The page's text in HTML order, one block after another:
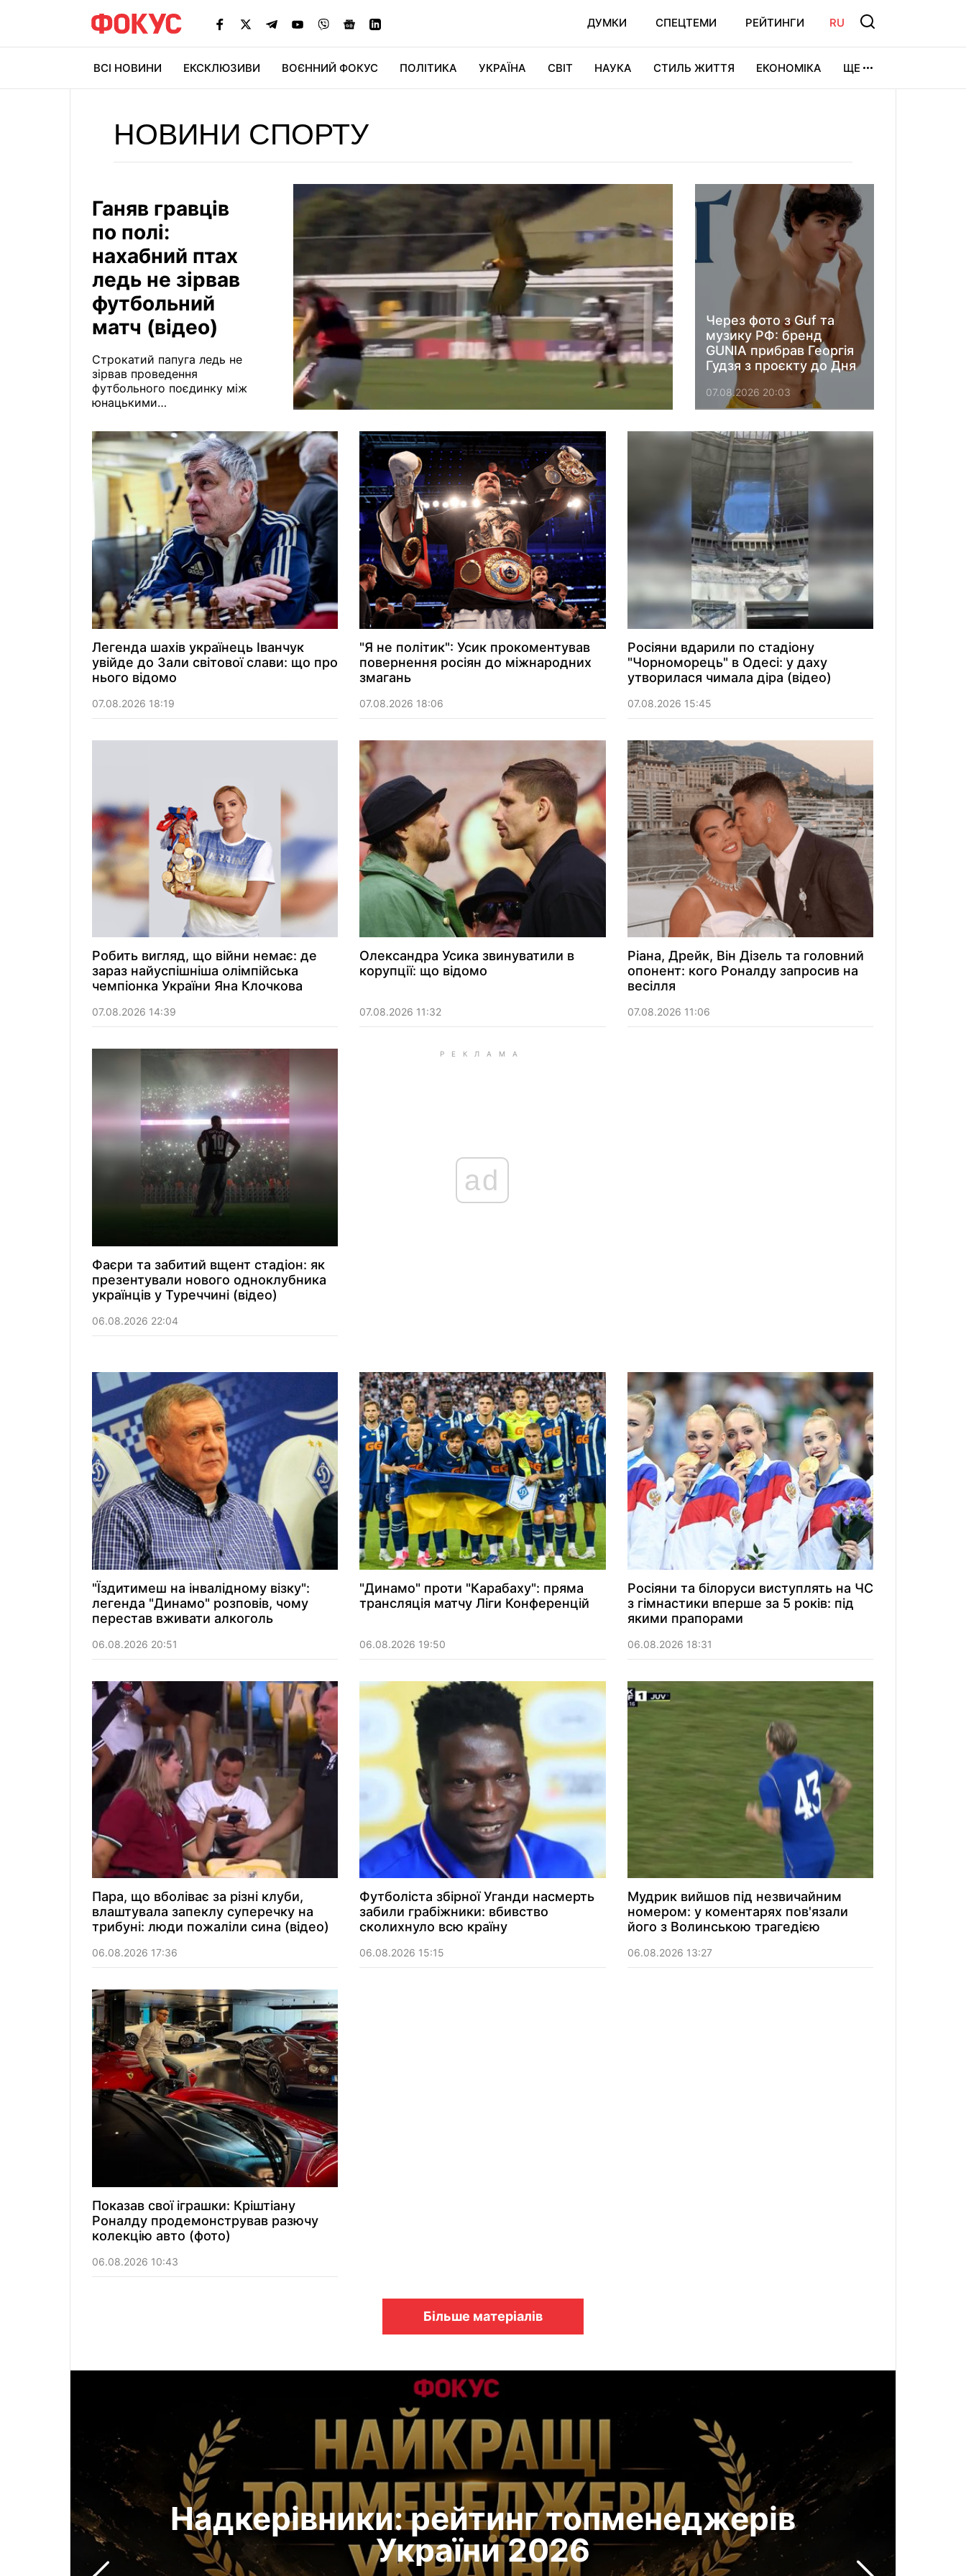
ДУМКИ СПЕЦТЕМИ РЕЙТИНГИ RU
ВСІ НОВИНИ ЕКСКЛЮЗИВИ ВОЄННИЙ ФОКУС ПОЛІТИКА УКРАЇНА СВІТ НАУКА СТИЛЬ ЖИТТЯ ЕКОНОМІКА ЩЕ
НОВИНИ СПОРТУ
Ганяв гравців
по полі:
нахабний птах
ледь не зірвав
футбольний
матч (відео)
Строкатий папуга ледь не
зірвав проведення
футбольного поєдинку між
юнацькими
Сеара. Курйозний випадок
трапився в Ріо-де-Жанейро.
Через фото з Guf та
музику РФ: бренд
GUNIA прибрав Георгія
Гудзя з проєкту до Дня
Незалежності
07.08.2026 20:03
Легенда шахів українець Іванчук
увійде до Зали світової слави: що про
нього відомо
07.08.2026 18:19
"Я не політик": Усик прокоментував
повернення росіян до міжнародних
змагань
07.08.2026 18:06
Росіяни вдарили по стадіону
"Чорноморець" в Одесі: у даху
утворилася чимала діра (відео)
07.08.2026 15:45
Робить вигляд, що війни немає: де
зараз найуспішніша олімпійська
чемпіонка України Яна Клочкова
07.08.2026 14:39
Олександра Усика звинуватили в
корупції: що відомо
07.08.2026 11:32
Ріана, Дрейк, Він Дізель та головний
опонент: кого Роналду запросив на
весілля
07.08.2026 11:06
Фаєри та забитий вщент стадіон: як
презентували нового одноклубника
українців у Туреччині (відео)
06.08.2026 22:04
ad
"Їздитимеш на інвалідному візку":
легенда "Динамо" розповів, чому
перестав вживати алкоголь
06.08.2026 20:51
"Динамо" проти "Карабаху": пряма
трансляція матчу Ліги Конференцій
06.08.2026 19:50
Росіяни та білоруси виступлять на ЧС
з гімнастики вперше за 5 років: під
якими прапорами
06.08.2026 18:31
Пара, що вболіває за різні клуби,
влаштувала запеклу суперечку на
трибуні: люди пожаліли сина (відео)
06.08.2026 17:36
Футболіста збірної Уганди насмерть
забили грабіжники: вбивство
сколихнуло всю країну
06.08.2026 15:15
Мудрик вийшов під незвичайним
номером: у коментарях пов'язали
його з Волинською трагедією
06.08.2026 13:27
Показав свої іграшки: Кріштіану
Роналду продемонстрував разючу
колекцію авто (фото)
06.08.2026 10:43
Більше матеріалів
Надкерівники: рейтинг топменеджерів
України 2026